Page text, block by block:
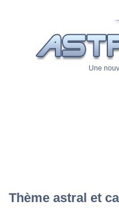
Une
Thème astral et